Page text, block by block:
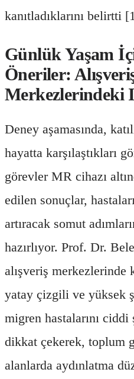
kanıtladıklarını belirtti
Günlük Yaşam
Öneriler:
Merkezlerindeki
Deney aşamasında,
hayatta karşılaştıkları
görevler MR cihazı
edilen sonuçlar,
artıracak somut
hazırlıyor. Prof. Dr.
alışveriş merkezlerinde
yatay çizgili ve yüksek
migren hastalarını
dikkat çekerek, toplum
alanlarda aydınlatma